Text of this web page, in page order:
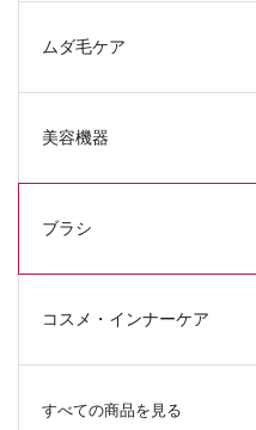
ムダ毛ケア
美容機器
ブラシ
コスメ・ インナーケア
すべての商品を見る